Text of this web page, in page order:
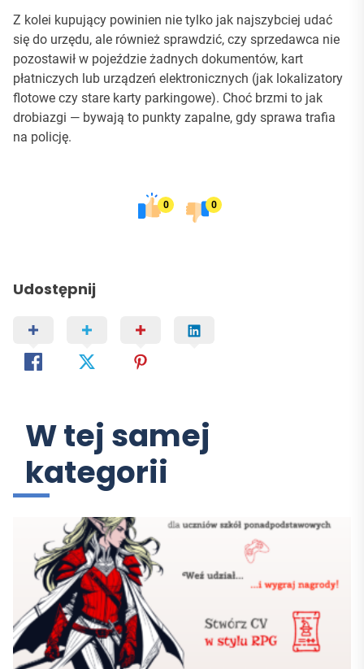
Udostępnij
Z kolei kupujący powinien nie tylko jak najszybciej udać
się do urzędu, ale również sprawdzić, czy sprzedawca nie
pozostawił w pojeździe żadnych dokumentów, kart
płatniczych lub urządzeń elektronicznych (jak lokalizatory
flotowe czy stare karty parkingowe). Choć brzmi to jak
drobiazgi — bywają to punkty zapalne, gdy sprawa trafia
na policję.
0 0
W tej samej
kategorii